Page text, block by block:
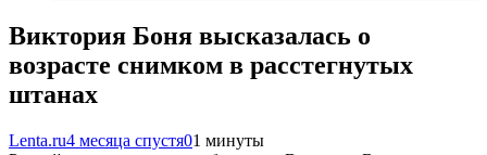
Виктория Боня высказалась о
возрасте снимком в расстегнутых
штанах
Lenta.ru4 месяца спустя01 минуты